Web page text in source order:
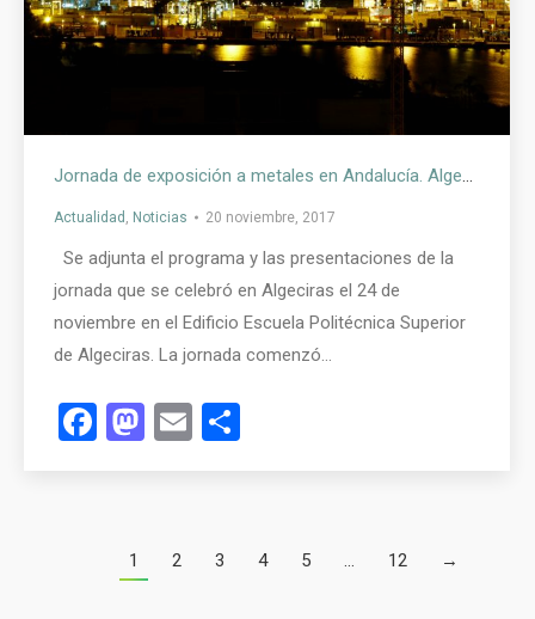
Jornada de exposición a metales en Andalucía. Algeciras
Actualidad , Noticias 20 noviembre, 2017
Se adjunta el programa y las presentaciones de la
jornada que se celebró en Algeciras el 24 de
noviembre en el Edificio Escuela Politécnica Superior
de Algeciras. La jornada comenzó…
Facebook
Mastodon
Email
1 2 3 4 5 … 12 →